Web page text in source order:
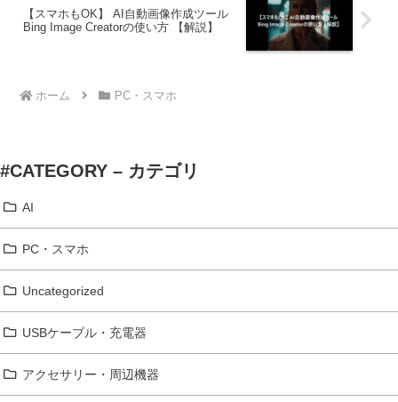
【スマホもOK】 AI自動画像作成ツール
Bing Image Creatorの使い方 【解説】
ホーム PC・スマホ
#CATEGORY – カテゴリ
AI
PC・スマホ
Uncategorized
USBケーブル・充電器
アクセサリー・周辺機器